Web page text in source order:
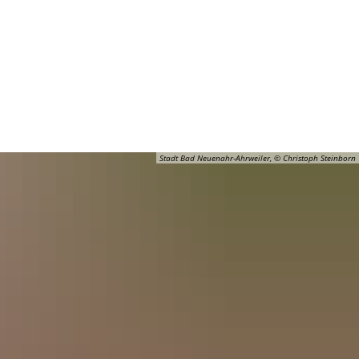
Stadt Bad Neuenahr-Ahrweiler, © Christoph Steinborn